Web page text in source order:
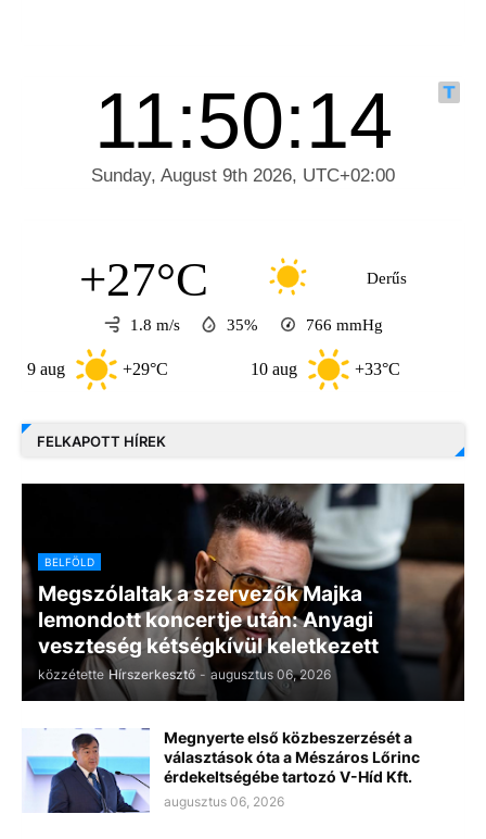
+27°C Derűs
1.8 m/s 35% 766 mmHg
+29°C +33°C
FELKAPOTT HÍREK
BELFÖLD
Megszólaltak a szervezők Majka
lemondott koncertje után: Anyagi
veszteség kétségkívül keletkezett
közzétette Hírszerkesztő - augusztus 06, 2026
Megnyerte első közbeszerzését a
választások óta a Mészáros Lőrinc
érdekeltségébe tartozó V-Híd Kft.
augusztus 06, 2026